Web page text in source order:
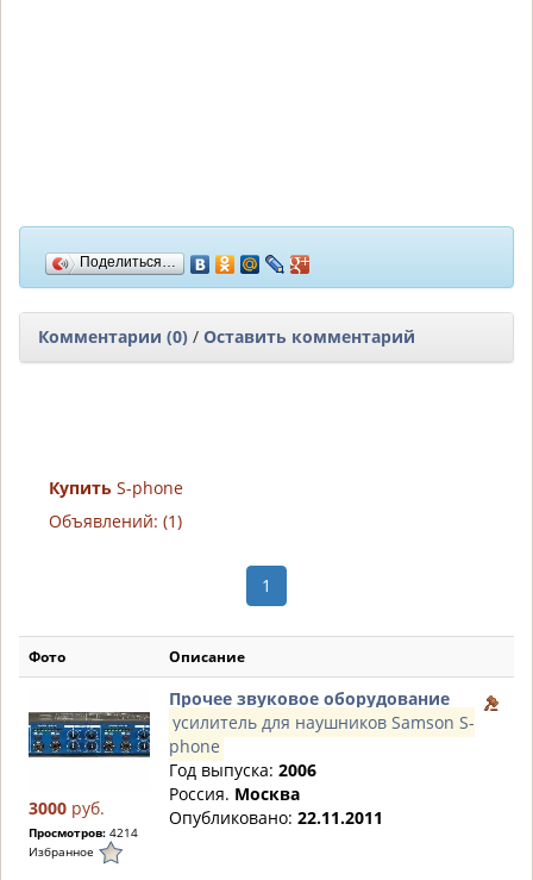
Поделиться…
Комментарии (0) / Оставить комментарий
Купить S-phone
Объявлений: (1)
1
Фото Описание
3000 руб.
Просмотров: 4214
Избранное
Прочее звуковое оборудование
усилитель для наушников Samson S-
phone
Год выпуска: 2006
Россия. Москва
Опубликовано: 22.11.2011